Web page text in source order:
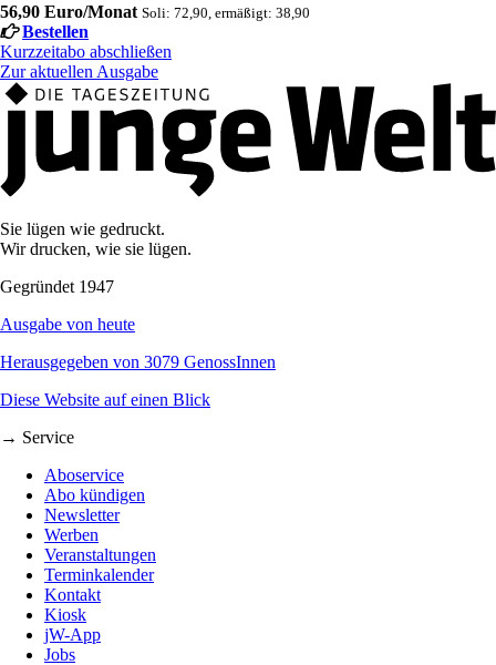
56,90 Euro/Monat Soli: 72,90, ermäßigt: 38,90
Bestellen
Kurzzeitabo abschließen
Zur aktuellen Ausgabe
Sie lügen wie gedruckt.
Wir drucken, wie sie lügen.
Gegründet 1947
Ausgabe von heute
Herausgegeben von 3079 GenossInnen
Diese Website auf einen Blick
→ Service
Aboservice
Abo kündigen
Newsletter
Werben
Veranstaltungen
Terminkalender
Kontakt
Kiosk
jW-App
Jobs